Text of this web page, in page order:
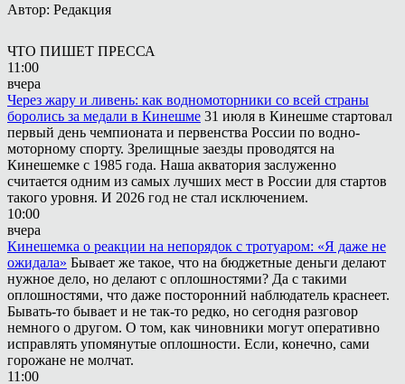
Автор: Редакция
ЧТО ПИШЕТ ПРЕССА
11:00
вчера
Через жару и ливень: как водномоторники со всей страны
боролись за медали в Кинешме 31 июля в Кинешме стартовал
первый день чемпионата и первенства России по водно-
моторному спорту. Зрелищные заезды проводятся на
Кинешемке с 1985 года. Наша акватория заслуженно
считается одним из самых лучших мест в России для стартов
такого уровня. И 2026 год не стал исключением.
10:00
вчера
Кинешемка о реакции на непорядок с тротуаром: «Я даже не
ожидала» Бывает же такое, что на бюджетные деньги делают
нужное дело, но делают с оплошностями? Да с такими
оплошностями, что даже посторонний наблюдатель краснеет.
Бывать-то бывает и не так-то редко, но сегодня разговор
немного о другом. О том, как чиновники могут оперативно
исправлять упомянутые оплошности. Если, конечно, сами
горожане не молчат.
11:00